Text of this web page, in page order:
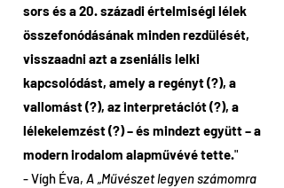
sors és a 20. századi értelmiségi lélek
összefonódásának minden rezdülését,
visszaadni azt a zseniális lelki
kapcsolódást, amely a regényt (?), a
vallomást (?), az interpretációt (?), a
lélekelemzést (?) – és mindezt együtt – a
modern irodalom alapművévé tette."
- Vígh Éva, A „Művészet legyen számomra